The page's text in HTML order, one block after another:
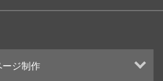
ジ制作